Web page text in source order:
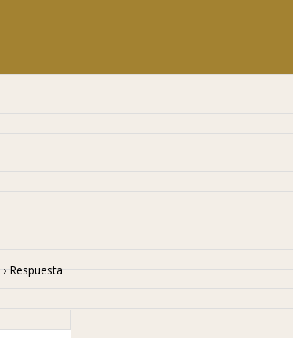
› Respuesta